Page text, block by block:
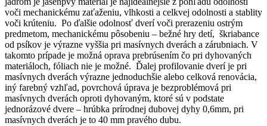
voči mechanickému zaťaženiu, vlhkosti a celkvej odolnosti a stablity
voči krúteniu. Po ďalšie odolnosť dverí voči prerazeniu ostrým
predmetom, mechanickému pôsobeniu – bežné hry detí, škriabance
od psíkov je výrazne vyššia pri masívnych dverách a zárubniach. V
takomto prípade je možná oprava prebrúsením čo pri dyhovaných
materiáloch, fóliach nie je možné. Ďalej profilovanie dverí je pri
masívnych dverách výrazne jednoduchšie alebo celková renovácia,
iný farebný vzhľad, povrchová úprava je bezproblémová pri
masívnych dverách oproti dyhovaným, ktoré sú v podstate
jednorázové dvere – hrúbka prírodnej dubovej dyhy 0,6mm, pri
masívnych dverách je to 40 mm pravého dubu.